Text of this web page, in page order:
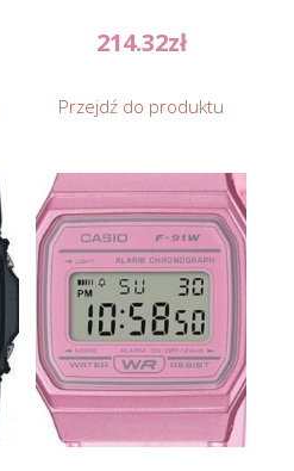
214.32zł
Przejdź do produktu